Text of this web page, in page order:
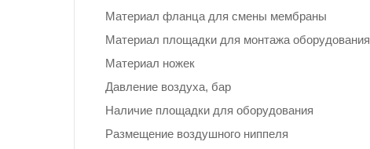
Материал фланца для смены мембраны
Материал площадки для монтажа оборудования
Материал ножек
Давление воздуха, бар
Наличие площадки для оборудования
Размещение воздушного ниппеля